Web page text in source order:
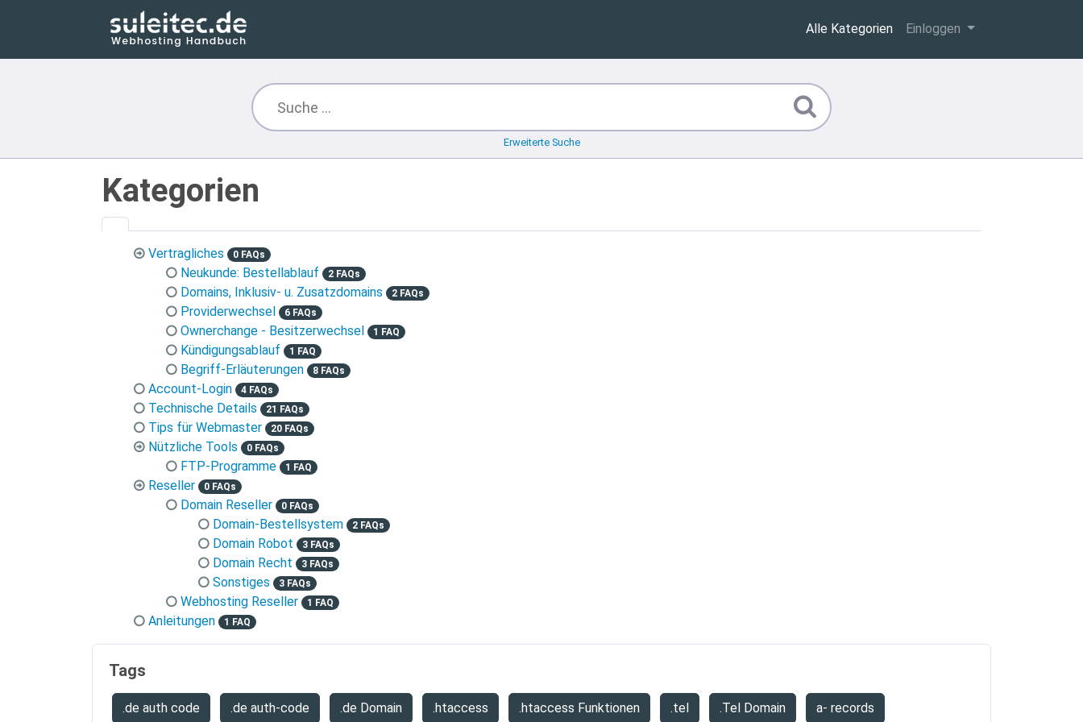
Alle Kategorien Einloggen
Erweiterte Suche
Kategorien
Vertragliches 0 FAQs
Neukunde: Bestellablauf 2 FAQs
Domains, Inklusiv- u. Zusatzdomains 2 FAQs
Providerwechsel 6 FAQs
Ownerchange - Besitzerwechsel 1 FAQ
Kündigungsablauf 1 FAQ
Begriff-Erläuterungen 8 FAQs
Account-Login 4 FAQs
Technische Details 21 FAQs
Tips für Webmaster 20 FAQs
Nützliche Tools 0 FAQs
FTP-Programme 1 FAQ
Reseller 0 FAQs
Domain Reseller 0 FAQs
Domain-Bestellsystem 2 FAQs
Domain Robot 3 FAQs
Domain Recht 3 FAQs
Sonstiges 3 FAQs
Webhosting Reseller 1 FAQ
Anleitungen 1 FAQ
Tags
.de auth code .de auth-code .de Domain .htaccess .htaccess Funktionen .tel .Tel Domain a- records